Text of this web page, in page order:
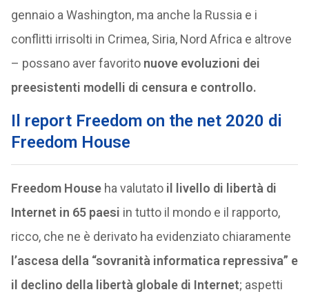
gennaio a Washington, ma anche la Russia e i
conflitti irrisolti in Crimea, Siria, Nord Africa e altrove
– possano aver favorito nuove evoluzioni dei
preesistenti modelli di censura e controllo.
Il report Freedom on the net 2020 di
Freedom House
Freedom Househa valutato il livello di libertà di
Internet in 65 paesi in tutto il mondo e il rapporto,
ricco, che ne è derivato ha evidenziato chiaramente
l’ascesa della “sovranità informatica repressiva” e
il declino della libertà globale di Internet; aspetti